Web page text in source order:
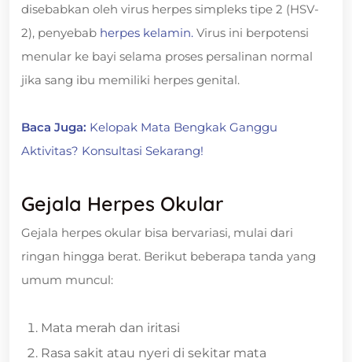
disebabkan oleh virus herpes simpleks tipe 2 (HSV-
2), penyebab herpes kelamin. Virus ini berpotensi
menular ke bayi selama proses persalinan normal
jika sang ibu memiliki herpes genital.
Baca Juga: Kelopak Mata Bengkak Ganggu
Aktivitas? Konsultasi Sekarang!
Gejala Herpes Okular
Gejala herpes okular bisa bervariasi, mulai dari
ringan hingga berat. Berikut beberapa tanda yang
umum muncul:
Mata merah dan iritasi
Rasa sakit atau nyeri di sekitar mata